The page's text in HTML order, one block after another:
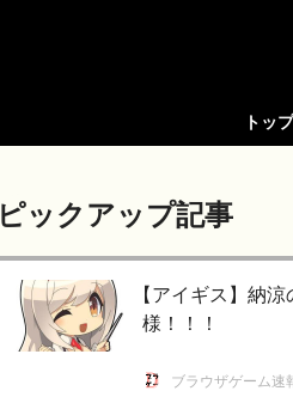
トップ
ピックアップ記事
【アイギス】納
様！！！
ブラウザゲーム速